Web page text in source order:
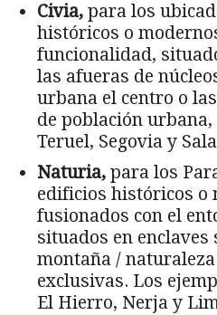
Civia, para los
históricos o
funcionalidad,
las afueras de
urbana el centro o
de población urbana,
Teruel, Segovia y
Naturia, para los
edificios históricos o
fusionados con el
situados en enclaves
montaña /
exclusivas. Los
El Hierro, Nerja y